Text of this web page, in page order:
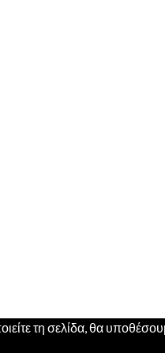
τη σελίδα, θα